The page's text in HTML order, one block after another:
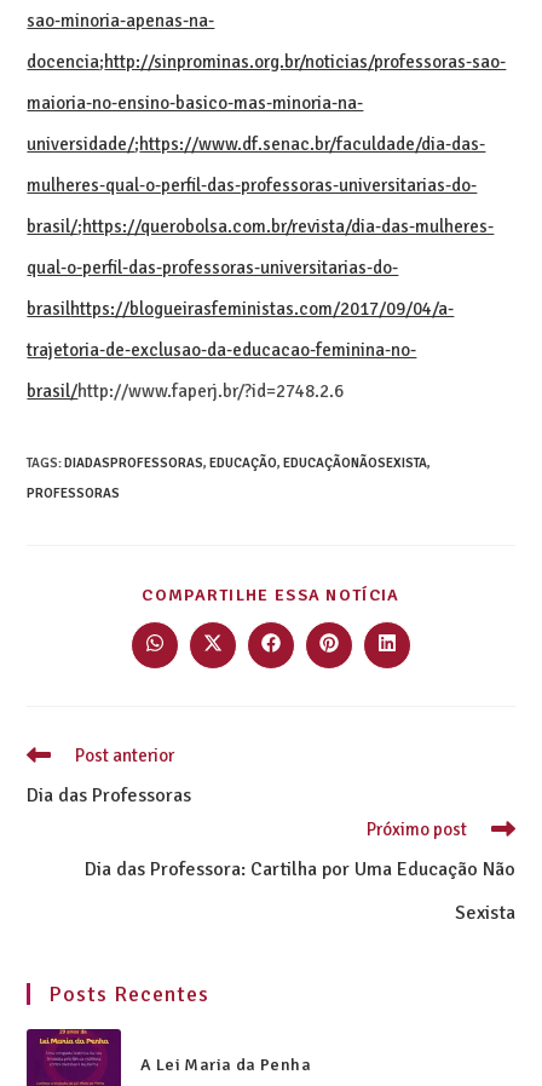
sao-minoria-apenas-na-
docencia;http://sinprominas.org.br/noticias/professoras-sao-
maioria-no-ensino-basico-mas-minoria-na-
universidade/;https://www.df.senac.br/faculdade/dia-das-
mulheres-qual-o-perfil-das-professoras-universitarias-do-
brasil/;https://querobolsa.com.br/revista/dia-das-mulheres-
qual-o-perfil-das-professoras-universitarias-do-
brasilhttps://blogueirasfeministas.com/2017/09/04/a-
trajetoria-de-exclusao-da-educacao-feminina-no-
brasil/http://www.faperj.br/?id=2748.2.6
TAGS:DIADASPROFESSORAS, EDUCAÇÃO, EDUCAÇÃONÃOSEXISTA,
PROFESSORAS
COMPARTILHE ESSA NOTÍCIA
Post anterior
Dia das Professoras
Próximo post
Dia das Professora: Cartilha por Uma Educação Não
Sexista
Posts Recentes
A Lei Maria da Penha